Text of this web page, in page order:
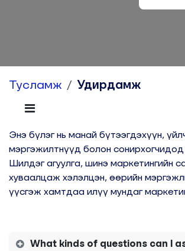
Тусламж Удирдамж
Энэ бүлэг нь манай бүтээгдэхүүн,
мэргэжилтнүүд болон
Шилдэг агуулга, шинэ маркетингийн
хуваалцаж хэлэлцэн, өөрийн
үүсгэж хамтдаа илүү мундаг
What kinds of questions can I